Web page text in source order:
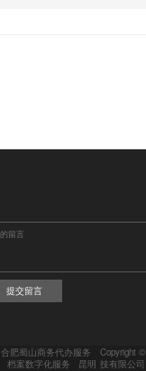
提交留言
合肥蜀山商务代办服务
档案数字化服务
昆明
Copyright
技有限公